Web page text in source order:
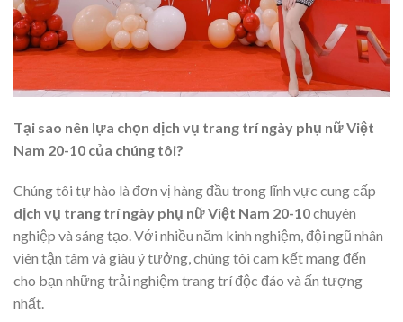
Tại sao nên lựa chọn dịch vụ trang trí ngày phụ nữ Việt
Nam 20-10 của chúng tôi?
Chúng tôi tự hào là đơn vị hàng đầu trong lĩnh vực cung cấp
dịch vụ trang trí ngày phụ nữ Việt Nam 20-10chuyên
nghiệp và sáng tạo. Với nhiều năm kinh nghiệm, đội ngũ nhân
viên tận tâm và giàu ý tưởng, chúng tôi cam kết mang đến
cho bạn những trải nghiệm trang trí độc đáo và ấn tượng
nhất.